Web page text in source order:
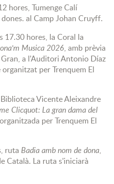
hores, Tumenge Calí
al Camp Johan Cruyff.
17.30 hores, la Coral la
Musica 2026, amb prèvia
a l'Auditori Antonio Díaz
per Trenquem El
Vicente Aleixandre
Clicquot: La gran dama del
per Trenquem El
ruta Badia amb nom de dona,
Català. La ruta s'iniciarà